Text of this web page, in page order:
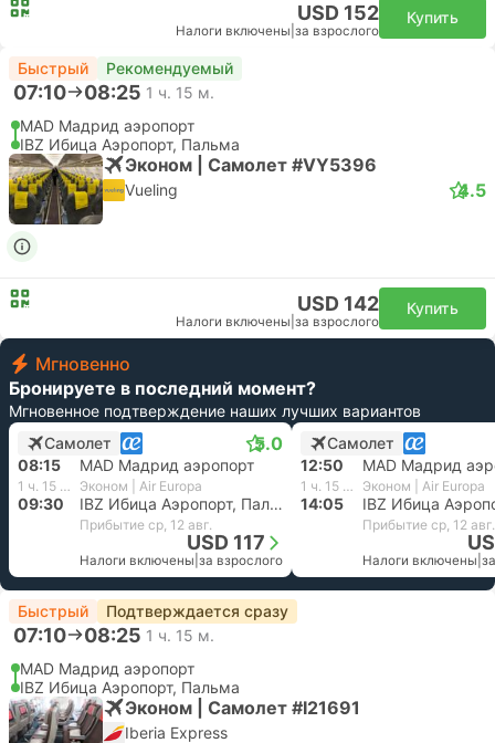
USD 152
Налоги включены за взрослого
Купить
Быстрый Рекомендуемый
07:10 08:25 1 ч. 15 м.
MAD Мадрид аэропорт
IBZ Ибица Аэропорт, Пальма
Эконом | Самолет #VY5396
Vueling 4.5
USD 142
Налоги включены за взрослого
Купить
Мгновенно
Бронируете в последний момент?
Мгновенное подтверждение наших лучших вариантов
Самолет
5.0
08:15 MAD Мадрид аэропорт
1 ч. 15 м. Эконом | Air Europa
09:30 IBZ Ибица Аэропорт, Пальма
Прибытие ср, 12 авг.
USD 117
Налоги включены за взрослого
Самолет
12:50
MAD Мадрид
1 ч. 15 м. Эконом | Air Europa
14:05
Прибытие ср, 12 авг.
Налоги включены
Быстрый Подтверждается сразу
07:10 08:25 1 ч. 15 м.
MAD Мадрид аэропорт
IBZ Ибица Аэропорт, Пальма
Эконом | Самолет #I21691
Iberia Express